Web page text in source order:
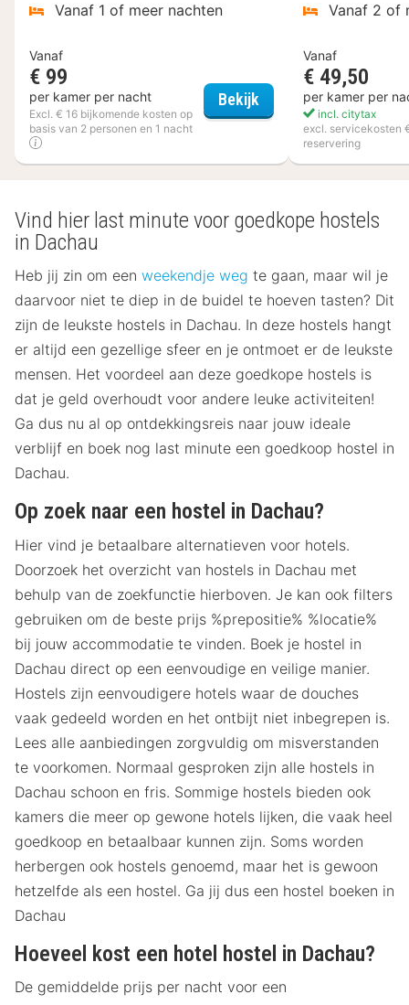
Vanaf 1 of meer nachten
Vanaf
€ 99
per kamer per nacht
Excl. € 16 bijkomende kosten op
basis van 2 personen en 1 nacht
Bekijk Fletcher Hotel-
Vanaf 2 of
Vanaf
€ 49,50
per kamer per
incl. citytax
excl. servicekosten
reservering
Vind hier last minute voor goedkope hostels
in Dachau
Heb jij zin om een weekendje weg te gaan, maar wil je
daarvoor niet te diep in de buidel te hoeven tasten? Dit
zijn de leukste hostels in Dachau. In deze hostels hangt
er altijd een gezellige sfeer en je ontmoet er de leukste
mensen. Het voordeel aan deze goedkope hostels is
dat je geld overhoudt voor andere leuke activiteiten!
Ga dus nu al op ontdekkingsreis naar jouw ideale
verblijf en boek nog last minute een goedkoop hostel in
Dachau.
Op zoek naar een hostel in Dachau?
Hier vind je betaalbare alternatieven voor hotels.
Doorzoek het overzicht van hostels in Dachau met
behulp van de zoekfunctie hierboven. Je kan ook filters
gebruiken om de beste prijs %prepositie% %locatie%
bij jouw accommodatie te vinden. Boek je hostel in
Dachau direct op een eenvoudige en veilige manier.
Hostels zijn eenvoudigere hotels waar de douches
vaak gedeeld worden en het ontbijt niet inbegrepen is.
Lees alle aanbiedingen zorgvuldig om misverstanden
te voorkomen. Normaal gesproken zijn alle hostels in
Dachau schoon en fris. Sommige hostels bieden ook
kamers die meer op gewone hotels lijken, die vaak heel
goedkoop en betaalbaar kunnen zijn. Soms worden
herbergen ook hostels genoemd, maar het is gewoon
hetzelfde als een hostel. Ga jij dus een hostel boeken in
Dachau
Hoeveel kost een hotel hostel in Dachau?
De gemiddelde prijs per nacht voor een